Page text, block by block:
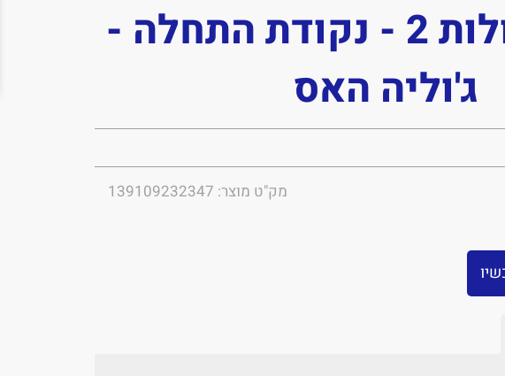
חוצים גבולות 2 - נקודת התחלה -
ג'וליה האס
מק"ט מוצר: 139109232347